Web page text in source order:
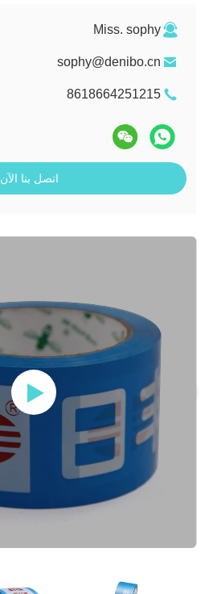
Miss. sophy
sophy@denibo.cn
8618664251215
اتصل بنا الآن